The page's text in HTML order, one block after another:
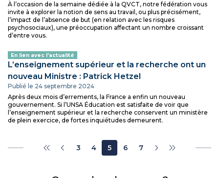
À l’occasion de la semaine dédiée à la QVCT, notre fédération vous
invite à explorer la notion de sens au travail, ou plus précisément,
l’impact de l’absence de but (en relation avec les risques
psychosociaux), une préoccupation affectant un nombre croissant
d’entre vous.
En lien avec l'actualité
L’enseignement supérieur et la recherche ont un
nouveau Ministre : Patrick Hetzel
Publié le 24 septembre 2024
Après deux mois d’errements, la France a enfin un nouveau
gouvernement. Si l’UNSA Éducation est satisfaite de voir que
l’enseignement supérieur et la recherche conservent un ministère
de plein exercice, de fortes inquiétudes demeurent.
3 4 5 6 7